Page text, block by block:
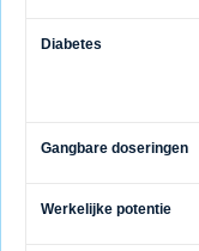
Diabetes
Gangbare doseringen
Werkelijke potentie